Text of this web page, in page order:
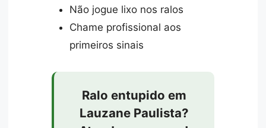
Não jogue lixo nos ralos
Chame profissional aos
primeiros sinais
Ralo entupido em
Lauzane Paulista?